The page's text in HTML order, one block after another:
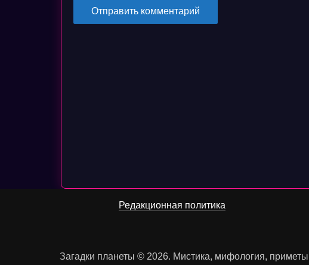
Редакционная политика
Загадки планеты © 2026. Мистика, мифология,